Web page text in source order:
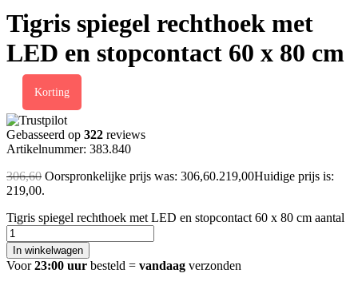
Tigris spiegel rechthoek met
LED en stopcontact 60 x 80 cm
Korting
Gebasseerd op 322 reviews
Artikelnummer: 383.840
306,60 Oorspronkelijke prijs was: 306,60.219,00Huidige prijs is:
219,00.
Tigris spiegel rechthoek met LED en stopcontact 60 x 80 cm aantal
In winkelwagen
Voor23:00 uur besteld = vandaag verzonden